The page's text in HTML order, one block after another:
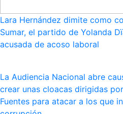
Lara Hernández dimite como
Sumar, el partido de Yolanda
acusada de acoso laboral
La Audiencia Nacional abre
crear unas cloacas dirigidas
Fuentes para atacar a los que